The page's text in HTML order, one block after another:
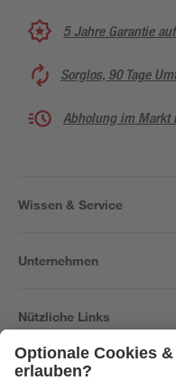
5 Jahre Garantie
Sorglos, 90 Tage
Abholung im Markt
Wissen & Service
Unternehmen
Nützliche Links